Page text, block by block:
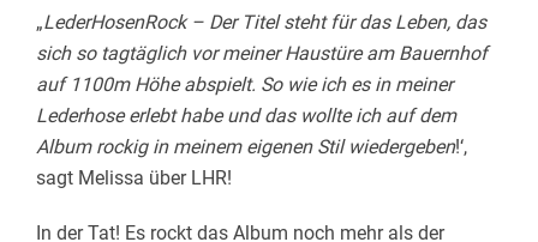
„LederHosenRock– Der Titel steht für das Leben, das
sich so tagtäglich vor meiner Haustüre am Bauernhof
auf 1100m Höhe abspielt. So wie ich es in meiner
Lederhose erlebt habe und das wollte ich auf dem
Album rockig in meinem eigenen Stil wiedergeben!‘,
sagt Melissa über LHR!
In der Tat! Es rockt das Album noch mehr als der